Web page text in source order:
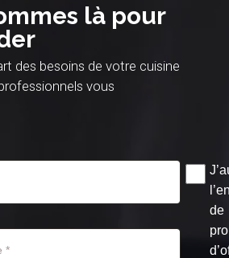
là pour
des besoins de votre cuisine
vous
de